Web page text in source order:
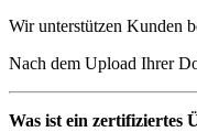
Wir unterstützen Kunden
Nach dem Upload Ihrer
Was ist ein zertifiziertes